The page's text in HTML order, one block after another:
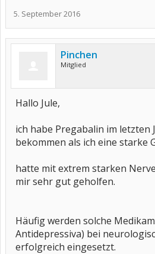
5. September 2016
Pinchen
Mitglied
Hallo Jule,
ich habe Pregabalin im letzten
bekommen als ich eine starke
hatte mit extrem starken
mir sehr gut geholfen.
Häufig werden solche
Antidepressiva) bei
erfolgreich eingesetzt.